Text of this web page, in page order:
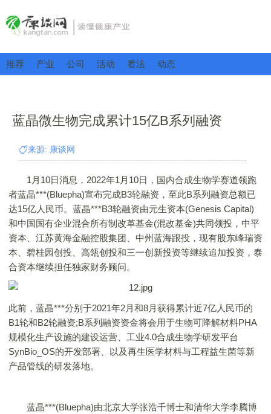
推荐 产业 公司 活动 看法 动态
蓝晶微生物完成累计15亿B系列融资
来源: 康谈网
1月10日消息，2022年1月10日，国内合成生物学赛道领跑
者蓝晶***(Bluepha)宣布完成B3轮融资，至此B系列融资总额已
达15亿人民币。蓝晶***B3轮融资由元生资本(Genesis Capital)
和中国国有企业混合所有制改革基金(混改基金)共同领投，中平
资本、江苏黄海金融控股集团、中州蓝海跟投，现有股东峰瑞资
本、碧桂园创投、高瓴创投和三一创新投资等继续追加投资，泰
合资本继续担任独家财务顾问。
此前，蓝晶***分别于2021年2月和8月获得累计近7亿人民币的
B1轮和B2轮融资;B系列融资资金将会用于生物可降解材料PHA
规模化生产设施的建设运营、工业4.0合成生物学研发平台
SynBio_OS的开发部署、以及再生医学材料与工程益生菌等新
产品管线的研发落地。
蓝晶***(Bluepha)由北京大学张浩千博士和清华大学李腾博